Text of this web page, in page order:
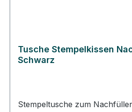
Tusche Stempelkissen
Schwarz
Stempeltusche zum